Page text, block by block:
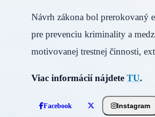
Návrh zákona bol prerokovaný
pre prevenciu kriminality a
motivovanej trestnej činnosti,
Viac informácií nájdete TU.
Facebook Instagram